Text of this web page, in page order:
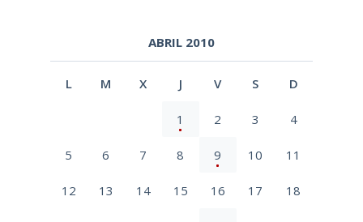
ABRIL 2010
L M X J V S D
1 2 3 4
5 6 7 8 9 10 11
12 13 14 15 16 17 18